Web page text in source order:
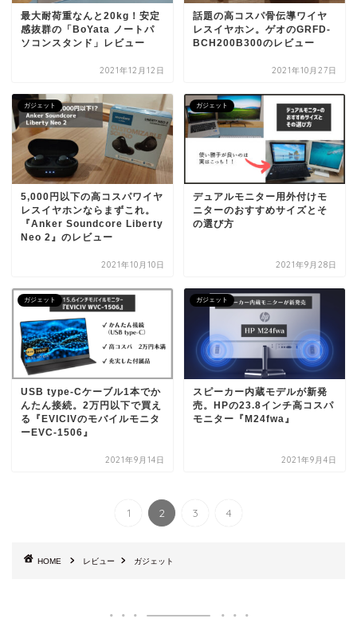
最大耐荷重なんと20kg！安定
感抜群の「BoYata ノートパ
ソコンスタンド」レビュー
2021年12月12日
話題の高コスパ骨伝導ワイヤ
レスイヤホン。ゲオのGRFD-
BCH200B300のレビュー
2021年10月27日
ガジェット
5,000円以下の高コスパワイヤ
レスイヤホンならまずこれ。
『Anker Soundcore Liberty
Neo 2』のレビュー
2021年10月10日
ガジェット
デュアルモニター用外付けモ
ニターのおすすめサイズとそ
の選び方
2021年9月28日
ガジェット
USB type-Cケーブル1本でか
んたん接続。2万円以下で買え
る『EVICIVのモバイルモニタ
ーEVC-1506』
2021年9月14日
ガジェット
スピーカー内蔵モデルが新発
売。HPの23.8インチ高コスパ
モニター『M24fwa』
2021年9月4日
1 2 3 4
HOME レビュー ガジェット